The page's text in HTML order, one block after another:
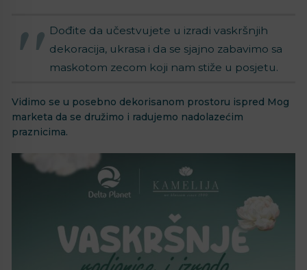
Dođite da učestvujete u izradi vaskršnjih
dekoracija, ukrasa i da se sjajno zabavimo sa
maskotom zecom koji nam stiže u posjetu.
Vidimo se u posebno dekorisanom prostoru ispred Mog
marketa da se družimo i radujemo nadolazećim
praznicima.